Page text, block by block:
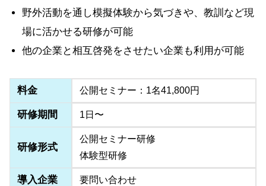
野外活動を通し模擬体験から気づきや、教訓など現
場に活かせる研修が可能
他の企業と相互啓発をさせたい企業も利用が可能
料金 公開セミナー：1名41,800円
研修期間 1日〜
研修形式
公開セミナー研修
体験型研修
導入企業 要問い合わせ